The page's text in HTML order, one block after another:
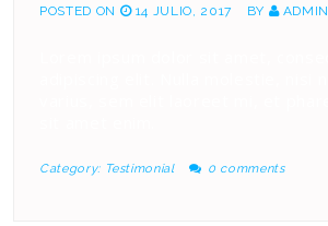
POSTED ON 14 JULIO, 2017 BY ADMIN
Category: Testimonial 0 comments